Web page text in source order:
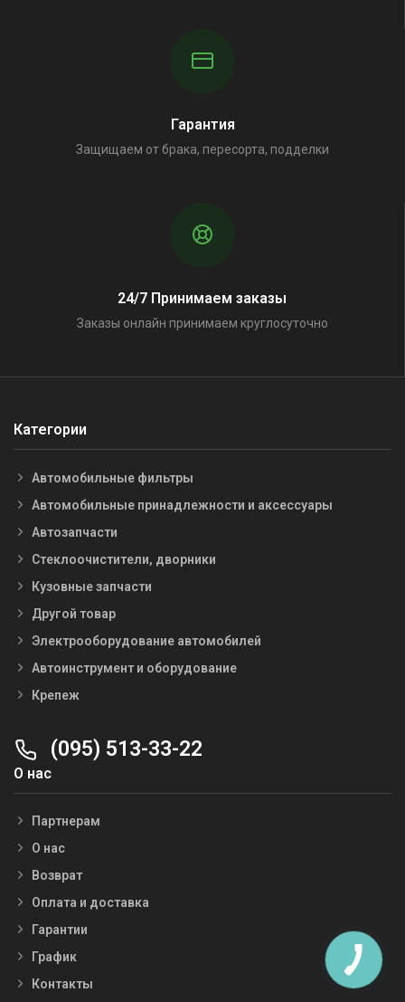
Гарантия
Защищаем от брака, пересорта, подделки
24/7 Принимаем заказы
Заказы онлайн принимаем круглосуточно
Категории
Автомобильные фильтры
Автомобильные принадлежности и аксессуары
Автозапчасти
Стеклоочистители, дворники
Кузовные запчасти
Другой товар
Электрооборудование автомобилей
Автоинструмент и оборудование
Крепеж
(095) 513-33-22
О нас
Партнерам
О нас
Возврат
Оплата и доставка
Гарантии
График
Контакты